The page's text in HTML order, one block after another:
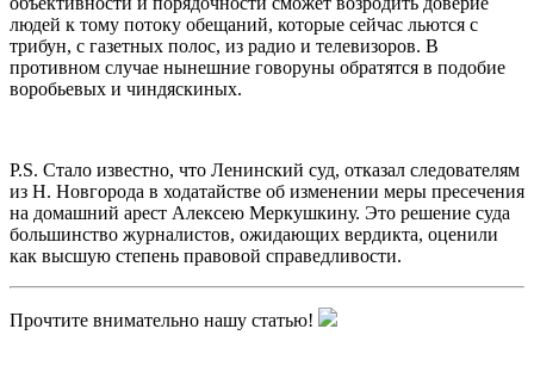
людей к тому потоку обещаний, которые сейчас льются с
трибун, с газетных полос, из радио и телевизоров. В
противном случае нынешние говоруны обратятся в подобие
воробьевых и чиндяскиных.
P.S. Стало известно, что Ленинский суд, отказал следователям
из Н. Новгорода в ходатайстве об изменении меры пресечения
на домашний арест Алексею Меркушкину. Это решение суда
большинство журналистов, ожидающих вердикта, оценили
как высшую степень правовой справедливости.
Прочтите внимательно нашу статью!